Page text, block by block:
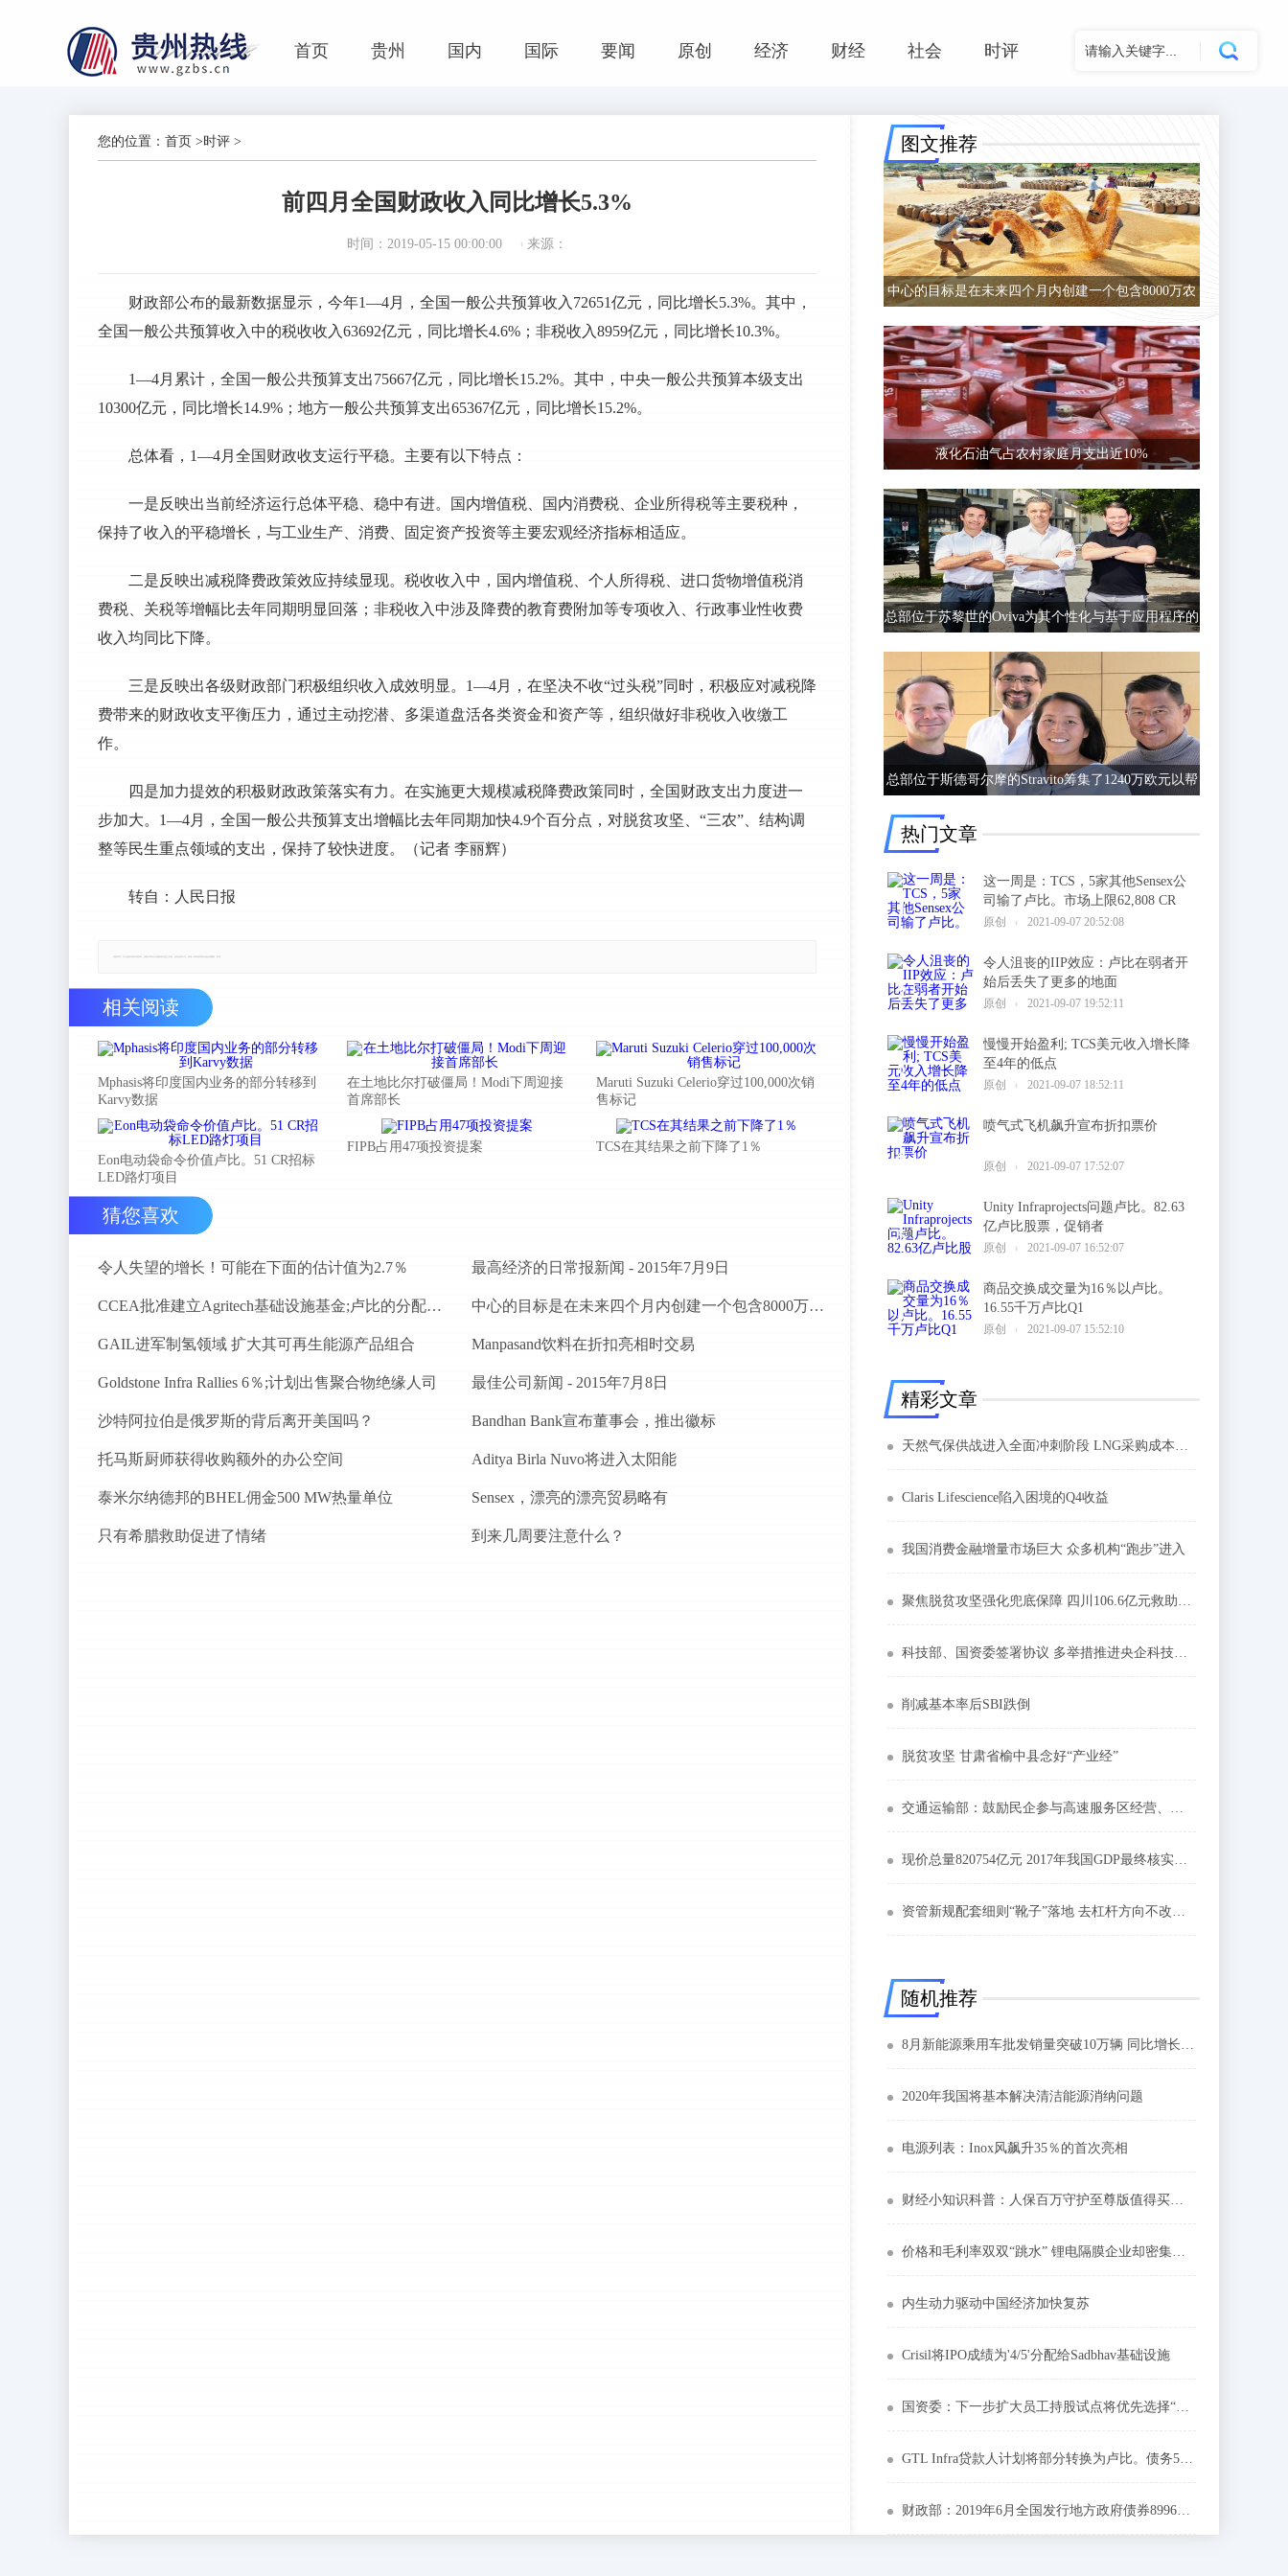
首页 贵州 国内 国际 要闻 原创 经济 财经 社会 时评
您的位置： 首页 >时评 >
前四月全国财政收入同比增长5.3%
时间：2019-05-15 00:00:00 来源：
财政部公布的最新数据显示，今年1—4月，全国一般公共预算收入72651亿元，同比增长5.3%。其中，
全国一般公共预算收入中的税收收入63692亿元，同比增长4.6%；非税收入8959亿元，同比增长10.3%。
1—4月累计，全国一般公共预算支出75667亿元，同比增长15.2%。其中，中央一般公共预算本级支出
10300亿元，同比增长14.9%；地方一般公共预算支出65367亿元，同比增长15.2%。
总体看，1—4月全国财政收支运行平稳。主要有以下特点：
一是反映出当前经济运行总体平稳、稳中有进。国内增值税、国内消费税、企业所得税等主要税种，
保持了收入的平稳增长，与工业生产、消费、固定资产投资等主要宏观经济指标相适应。
二是反映出减税降费政策效应持续显现。税收收入中，国内增值税、个人所得税、进口货物增值税消
费税、关税等增幅比去年同期明显回落；非税收入中涉及降费的教育费附加等专项收入、行政事业性收费
收入均同比下降。
三是反映出各级财政部门积极组织收入成效明显。1—4月，在坚决不收“过头税”同时，积极应对减税降
费带来的财政收支平衡压力，通过主动挖潜、多渠道盘活各类资金和资产等，组织做好非税收入收缴工
作。
四是加力提效的积极财政政策落实有力。在实施更大规模减税降费政策同时，全国财政支出力度进一
步加大。1—4月，全国一般公共预算支出增幅比去年同期加快4.9个百分点，对脱贫攻坚、“三农”、结构调
整等民生重点领域的支出，保持了较快进度。（记者 李丽辉）
转自：人民日报
相关阅读
Mphasis将印度国内业务的部分转移到
Karvy数据
在土地比尔打破僵局！Modi下周迎接
首席部长
Maruti Suzuki Celerio穿过100,000次销
售标记
Eon电动袋命令价值卢比。51 CR招标
LED路灯项目
FIPB占用47项投资提案 TCS在其结果之前下降了1％
猜您喜欢
令人失望的增长！可能在下面的估计值为2.7％ 最高经济的日常报新闻 - 2015年7月9日
CCEA批准建立Agritech基础设施基金;卢比的分配预算。200亿卢比 中心的目标是在未来四个月内创建一个包含8000万农民的数据库
GAIL进军制氢领域 扩大其可再生能源产品组合 Manpasand饮料在折扣亮相时交易
Goldstone Infra Rallies 6％;计划出售聚合物绝缘人司 最佳公司新闻 - 2015年7月8日
沙特阿拉伯是俄罗斯的背后离开美国吗？ Bandhan Bank宣布董事会，推出徽标
托马斯厨师获得收购额外的办公空间 Aditya Birla Nuvo将进入太阳能
泰米尔纳德邦的BHEL佣金500 MW热量单位 Sensex，漂亮的漂亮贸易略有
只有希腊救助促进了情绪 到来几周要注意什么？
图文推荐
中心的目标是在未来四个月内创建一个包含8000万农
液化石油气占农村家庭月支出近10%
总部位于苏黎世的Oviva为其个性化与基于应用程序的
总部位于斯德哥尔摩的Stravito筹集了1240万欧元以帮
热门文章
这一周是：TCS，5家其他Sensex公
司输了卢比。市场上限62,808 CR
原创 2021-09-07 20:52:08
1
令人沮丧的IIP效应：卢比在弱者开
始后丢失了更多的地面
原创 2021-09-07 19:52:11
2
慢慢开始盈利; TCS美元收入增长降
至4年的低点
原创 2021-09-07 18:52:11
3
喷气式飞机飙升宣布折扣票价
原创 2021-09-07 17:52:07
4
Unity Infraprojects问题卢比。82.63
亿卢比股票，促销者
原创 2021-09-07 16:52:07
5
商品交换成交量为16％以卢比。
16.55千万卢比Q1
原创 2021-09-07 15:52:10
6
精彩文章
天然气保供战进入全面冲刺阶段 LNG采购成本升五成
Claris Lifescience陷入困境的Q4收益
我国消费金融增量市场巨大 众多机构“跑步”进入
聚焦脱贫攻坚强化兜底保障 四川106.6亿元救助补助困难群众
科技部、国资委签署协议 多举措推进央企科技创新
削减基本率后SBI跌倒
脱贫攻坚 甘肃省榆中县念好“产业经”
交通运输部：鼓励民企参与高速服务区经营、自动驾驶等新业态建设
现价总量820754亿元 2017年我国GDP最终核实数据发布
资管新规配套细则“靴子”落地 去杠杆方向不改节奏放缓
随机推荐
8月新能源乘用车批发销量突破10万辆 同比增长43.7%
2020年我国将基本解决清洁能源消纳问题
电源列表：Inox风飙升35％的首次亮相
财经小知识科普：人保百万守护至尊版值得买吗有意外险客户说了大实话
价格和毛利率双双“跳水” 锂电隔膜企业却密集扩产
内生动力驱动中国经济加快复苏
Crisil将IPO成绩为'4/5'分配给Sadbhav基础设施
国资委：下一步扩大员工持股试点将优先选择“双百企业”
GTL Infra贷款人计划将部分转换为卢比。债务5000亿亿亿卢比：举报
财政部：2019年6月全国发行地方政府债券8996亿元